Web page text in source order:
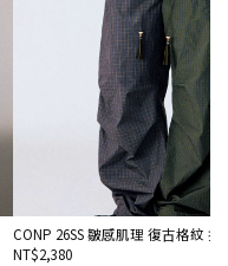
CONP 26SS 皺感肌理 復古格紋 拼
NT$2,380